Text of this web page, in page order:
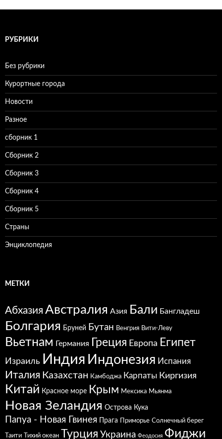
РУБРИКИ
Без рубрики
Курортные города
Новости
Разное
сборник 1
Сборник 2
Сборник 3
Сборник 4
Сборник 5
Страны
Энциклопедия
МЕТКИ
Абхазия Австралия Азия Бали Бангладеш
Болгария Бруней Бутан Венгрия Вити-Леву
Вьетнам Германия Греция Европа Египет
Израиль Индия Индонезия Испания
Италия Казахстан Камбоджа Карпаты Киргизия
Китай Красное море Крым Мексика Мьянма
Новая Зеландия Острова Кука
Папуа - Новая Гвинея Прага Приморье Солнечный берег
Таити Тихий океан Турция Украина Феодосия Фиджи